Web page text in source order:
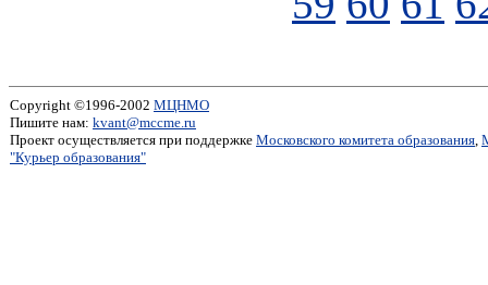
Copyright ©1996-2002 МЦНМО
Пишите нам: kvant@mccme.ru
Проект осуществляется при поддержке Московского комитета образования,
"Курьер образования"